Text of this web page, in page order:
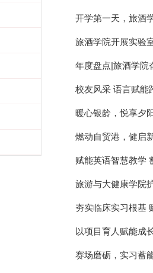
开学第一天，旅酒
旅酒学院开展实验
年度盘点|旅酒学院
校友风采 语言赋能
暖心银龄，悦享夕
燃动自贸港，健启
赋能英语智慧教学
旅游与大健康学院
夯实临床实习根基
以项目育人赋能成
赛场磨砺，实习蓄